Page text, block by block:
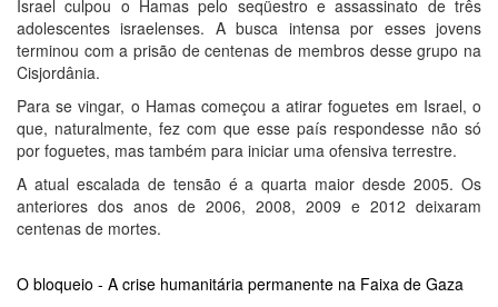
Israel culpou o Hamas pelo seqüestro e assassinato de três
adolescentes israelenses. A busca intensa por esses jovens
terminou com a prisão de centenas de membros desse grupo na
Cisjordânia.
Para se vingar, o Hamas começou a atirar foguetes em Israel, o
que, naturalmente, fez com que esse país respondesse não só
por foguetes, mas também para iniciar uma ofensiva terrestre.
A atual escalada de tensão é a quarta maior desde 2005. Os
anteriores dos anos de 2006, 2008, 2009 e 2012 deixaram
centenas de mortes.
O bloqueio - A crise humanitária permanente na Faixa de Gaza